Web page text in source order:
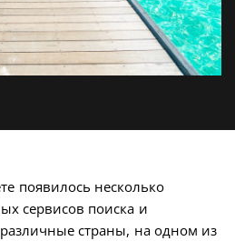
появилось несколько
сервисов поиска и
страны, на одном из